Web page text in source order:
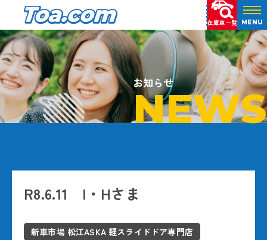
在庫車一覧 MENU
お知らせ
NEWS
R8.6.11 I・Hさま
新車市場 松江ASKA 軽スライドドア専門店